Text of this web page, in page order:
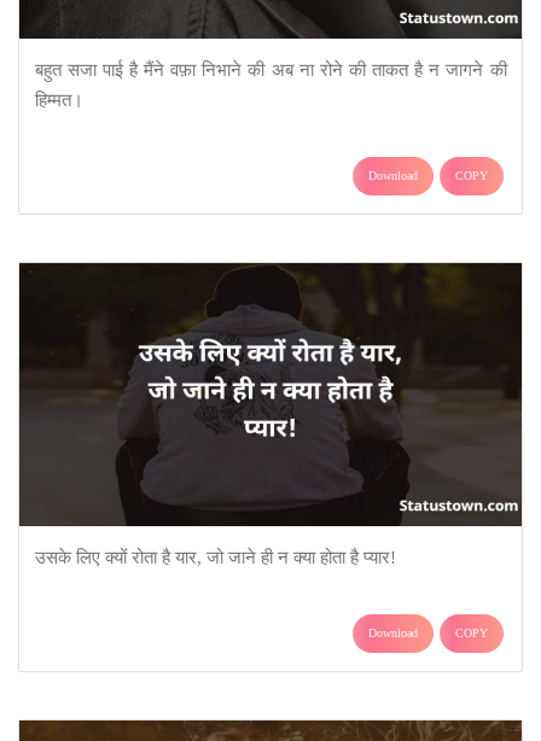
बहुत सजा पाई है मैंने वफ़ा निभाने की अब ना रोने की ताकत है न जागने की
हिम्मत।
Download COPY
उसके लिए क्यों रोता है यार, जो जाने ही न क्या होता है प्यार!
Download COPY